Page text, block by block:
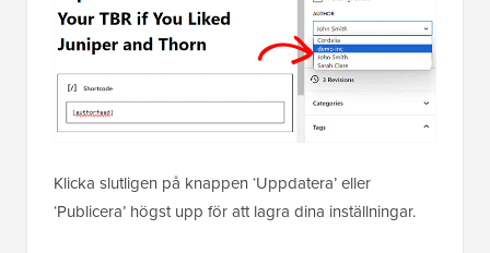
Klicka slutligen på knappen ‘Uppdatera’ eller
‘Publicera’ högst upp för att lagra dina inställningar.